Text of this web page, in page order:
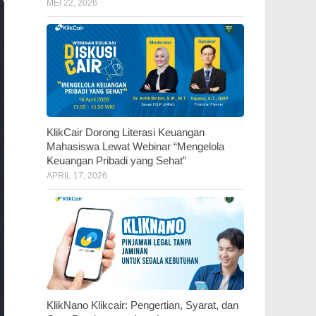
MEI 22, 2026
KlikCair Dorong Literasi Keuangan
Mahasiswa Lewat Webinar “Mengelola
Keuangan Pribadi yang Sehat”
APRIL 17, 2026
KlikNano Klikcair: Pengertian, Syarat, dan